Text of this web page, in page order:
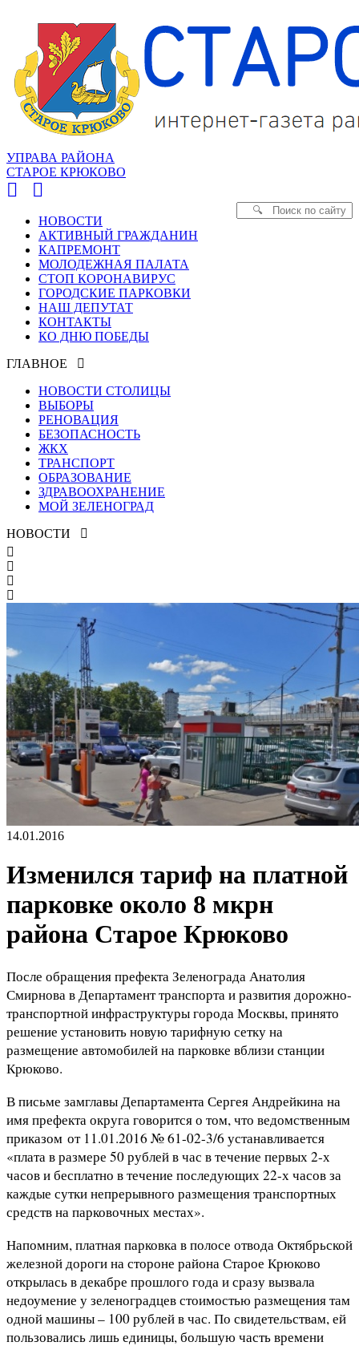
УПРАВА РАЙОНА
СТАРОЕ КРЮКОВО
НОВОСТИ
АКТИВНЫЙ ГРАЖДАНИН
КАПРЕМОНТ
МОЛОДЕЖНАЯ ПАЛАТА
СТОП КОРОНАВИРУС
ГОРОДСКИЕ ПАРКОВКИ
НАШ ДЕПУТАТ
КОНТАКТЫ
КО ДНЮ ПОБЕДЫ
ГЛАВНОЕ
НОВОСТИ СТОЛИЦЫ
ВЫБОРЫ
РЕНОВАЦИЯ
БЕЗОПАСНОСТЬ
ЖКХ
ТРАНСПОРТ
ОБРАЗОВАНИЕ
ЗДРАВООХРАНЕНИЕ
МОЙ ЗЕЛЕНОГРАД
НОВОСТИ
14.01.2016
Изменился тариф на платной
парковке около 8 мкрн
района Старое Крюково
После обращения префекта Зеленограда Анатолия
Смирнова в Департамент транспорта и развития дорожно-
транспортной инфраструктуры города Москвы, принято
решение установить новую тарифную сетку на
размещение автомобилей на парковке вблизи станции
Крюково.
В письме замглавы Департамента Сергея Андрейкина на
имя префекта округа говорится о том, что ведомственным
приказом от 11.01.2016 № 61-02-3/6 устанавливается
«плата в размере 50 рублей в час в течение первых 2-х
часов и бесплатно в течение последующих 22-х часов за
каждые сутки непрерывного размещения транспортных
средств на парковочных местах».
Напомним, платная парковка в полосе отвода Октябрьской
железной дороги на стороне района Старое Крюково
открылась в декабре прошлого года и сразу вызвала
недоумение у зеленоградцев стоимостью размещения там
одной машины – 100 рублей в час. По свидетельствам, ей
пользовались лишь единицы, большую часть времени